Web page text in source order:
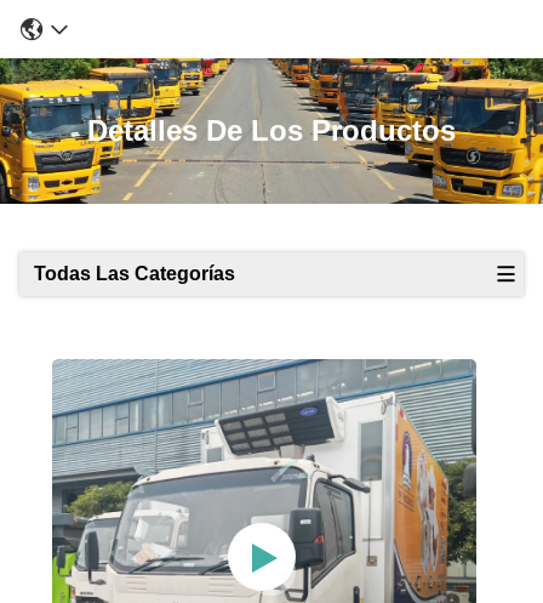
Detalles De Los Productos
Todas Las Categorías